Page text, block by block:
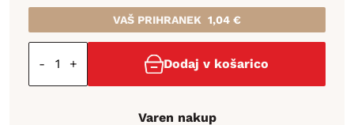
VAŠ PRIHRANEK 1,04 €
- + Dodaj v košarico
Varen nakup